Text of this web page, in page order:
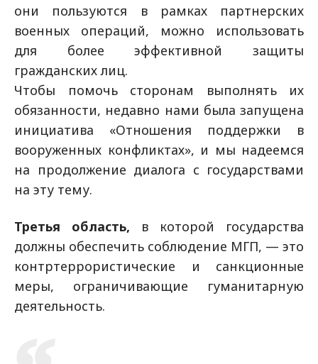
они пользуются в рамках партнерских
военных операций, можно использовать
для более эффективной защиты
гражданских лиц.
Чтобы помочь сторонам выполнять их
обязанности, недавно нами была запущена
инициатива «Отношения поддержки в
вооруженных конфликтах», и мы надеемся
на продолжение диалога с государствами
на эту тему.
Третья область, в которой государства
должны обеспечить соблюдение МГП, — это
контртеррористические и санкционные
меры, ограничивающие гуманитарную
деятельность.